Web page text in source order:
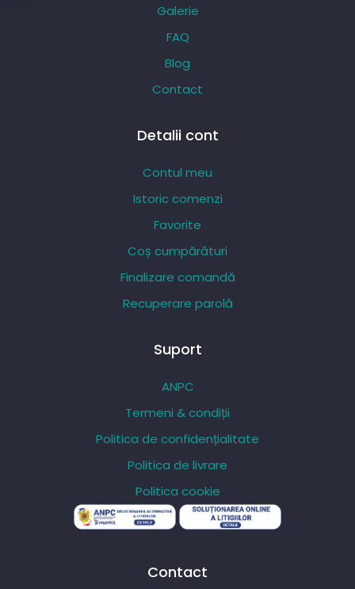
Galerie
FAQ
Blog
Contact
Detalii cont
Contul meu
Istoric comenzi
Favorite
Coș cumpărături
Finalizare comandă
Recuperare parolă
Suport
ANPC
Termeni & condiții
Politica de confidențialitate
Politica de livrare
Politica cookie
Contact